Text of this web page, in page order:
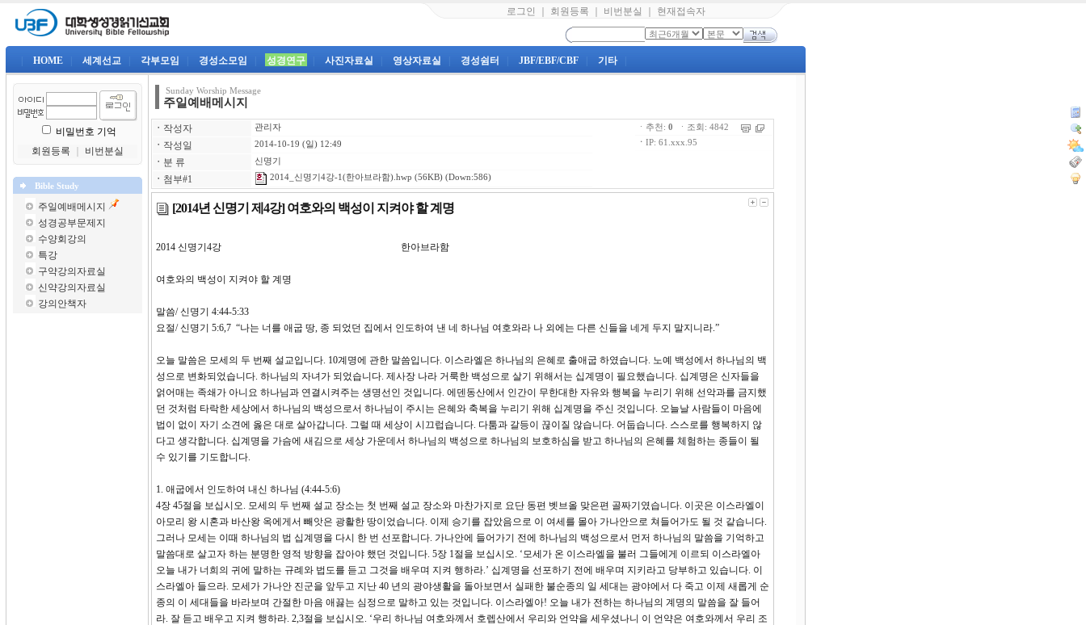
로그인 회원등록 비번분실 현재접속자
HOME 세계선교 각부모임 경성소모임 성경연구 사진자료실 영상자료실 경성쉼터 JBF/EBF/CBF 기타
비밀번호 기억
회원등록
비번분실
Bible Study
주일예배메시지
성경공부문제지
수양회강의
특강
구약강의자료실
신약강의자료실
강의안책자
Sunday Worship Message
주일예배메시지
ㆍ 작성자 관리자
ㆍ 작성일 2014-10-19 (일) 12:49
ㆍ 분 류 신명기
ㆍ 첨부#1 2014_신명기4강-1(한아브라함).hwp (56KB) (Down:586)
ㆍ추천: 0 ㆍ조회: 4842
ㆍ IP: 61.xxx.95
[2014년 신명기 제4강] 여호와의 백성이 지켜야 할 계명
2014 신명기4강 한아브라함
여호와의 백성이 지켜야 할 계명
말씀/ 신명기 4:44-5:33
요절/ 신명기 5:6,7 “나는 너를 애굽 땅, 종 되었던 집에서 인도하여 낸 네 하나님 여호와라 나 외에는 다른 신들을 네게 두지 말지니라.”
오늘 말씀은 모세의 두 번째 설교입니다. 10계명에 관한 말씀입니다. 이스라엘은 하나님의 은혜로 출애굽 하였습니다. 노예 백성에서 하나님의 백
성으로 변화되었습니다. 하나님의 자녀가 되었습니다. 제사장 나라 거룩한 백성으로 살기 위해서는 십계명이 필요했습니다. 십계명은 신자들을
얽어매는 족쇄가 아니요 하나님과 연결시켜주는 생명선인 것입니다. 에덴동산에서 인간이 무한대한 자유와 행복을 누리기 위해 선악과를 금지했
던 것처럼 타락한 세상에서 하나님의 백성으로서 하나님이 주시는 은혜와 축복을 누리기 위해 십계명을 주신 것입니다. 오늘날 사람들이 마음에
법이 없이 자기 소견에 옳은 대로 살아갑니다. 그럴 때 세상이 시끄럽습니다. 다툼과 갈등이 끊이질 않습니다. 어둡습니다. 스스로를 행복하지 않
다고 생각합니다. 십계명을 가슴에 새김으로 세상 가운데서 하나님의 백성으로 하나님의 보호하심을 받고 하나님의 은혜를 체험하는 종들이 될
수 있기를 기도합니다.
1. 애굽에서 인도하여 내신 하나님 (4:44-5:6)
4장 45절을 보십시오. 모세의 두 번째 설교 장소는 첫 번째 설교 장소와 마찬가지로 요단 동편 벳브올 맞은편 골짜기였습니다. 이곳은 이스라엘이
아모리 왕 시혼과 바산왕 옥에게서 빼앗은 광활한 땅이었습니다. 이제 승기를 잡았음으로 이 여세를 몰아 가나안으로 쳐들어가도 될 것 같습니다.
그러나 모세는 이때 하나님의 법 십계명을 다시 한 번 선포합니다. 가나안에 들어가기 전에 하나님의 백성으로서 먼저 하나님의 말씀을 기억하고
말씀대로 살고자 하는 분명한 영적 방향을 잡아야 했던 것입니다. 5장 1절을 보십시오. ‘모세가 온 이스라엘을 불러 그들에게 이르되 이스라엘아
오늘 내가 너희의 귀에 말하는 규례와 법도를 듣고 그것을 배우며 지켜 행하라.’ 십계명을 선포하기 전에 배우며 지키라고 당부하고 있습니다. 이
스라엘아 들으라. 모세가 가나안 진군을 앞두고 지난 40 년의 광야생활을 돌아보면서 실패한 불순종의 일 세대는 광야에서 다 죽고 이제 새롭게 순
종의 이 세대들을 바라보며 간절한 마음 애끓는 심정으로 말하고 있는 것입니다. 이스라엘아! 오늘 내가 전하는 하나님의 계명의 말씀을 잘 들어
라. 잘 듣고 배우고 지켜 행하라. 2,3절을 보십시오. ‘우리 하나님 여호와께서 호렙산에서 우리와 언약을 세우셨나니 이 언약은 여호와께서 우리 조